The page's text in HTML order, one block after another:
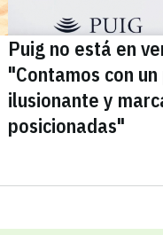
Puig no está en
"Contamos con
ilusionante y
posicionadas"